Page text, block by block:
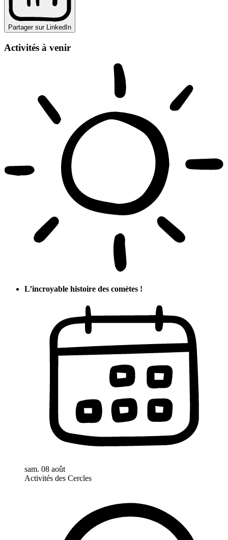
Partager sur LinkedIn
Activités à venir
L’incroyable histoire des comètes !
sam. 08 août
Activités des Cercles